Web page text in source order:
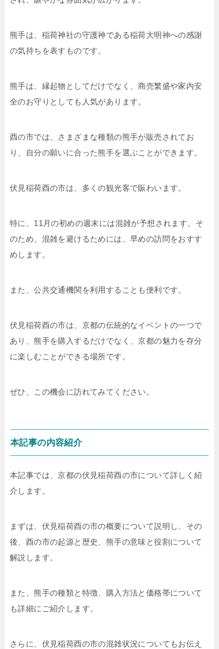
熊手は、稲荷神社の守護神である稲荷大明神への感謝
の気持ちを表すものです。
熊手は、縁起物としてだけでなく、商売繁盛や家内安
全のお守りとしても人気があります。
酉の市では、さまざまな種類の熊手が販売されてお
り、自分の願いに合った熊手を選ぶことができます。
伏見稲荷酉の市は、多くの観光客で賑わいます。
特に、11月の初めの週末には混雑が予想されます。そ
のため、混雑を避けるためには、早めの訪問をおすす
めします。
また、公共交通機関を利用することも便利です。
伏見稲荷酉の市は、京都の伝統的なイベントの一つで
あり、熊手を購入するだけでなく、京都の魅力を存分
に楽しむことができる場所です。
ぜひ、この機会に訪れてみてください。
本記事の内容紹介
本記事では、京都の伏見稲荷酉の市について詳しく紹
介します。
まずは、伏見稲荷酉の市の概要について説明し、その
後、酉の市の起源と歴史、熊手の意味と役割について
解説します。
また、熊手の種類と特徴、購入方法と価格帯について
も詳細にご紹介します。
さらに、伏見稲荷酉の市の混雑状況についてもお伝え